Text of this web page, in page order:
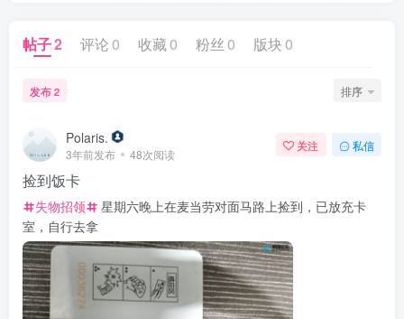
帖子2 评论 0 收藏 0 粉丝 0 版块 0
发布 2 排序
Polaris.
3年前发布 48次阅读
关注 私信
捡到饭卡
失物招领
星期六晚上在麦当劳对面马路上捡到，已放充卡
室，自行去拿